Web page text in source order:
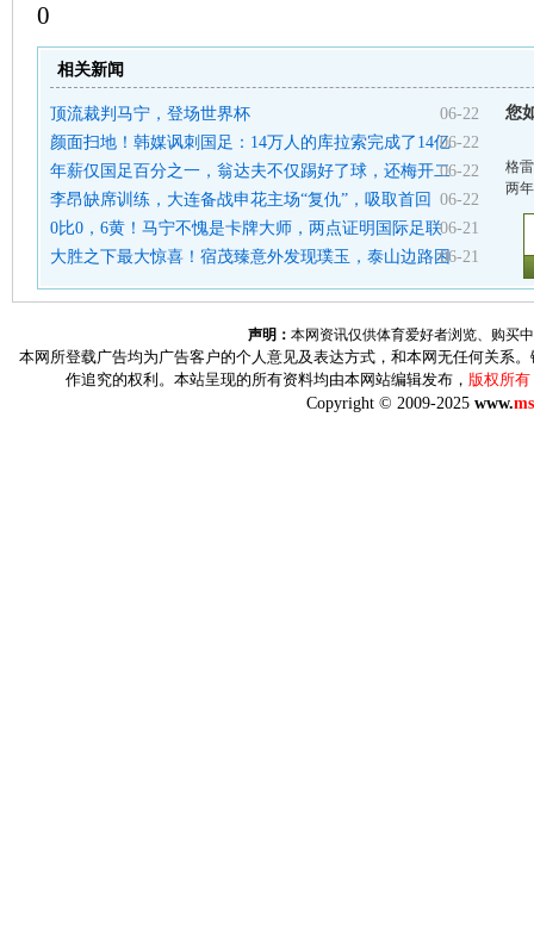
0
相关新闻
顶流裁判马宁，登场世界杯
06-22
颜面扫地！韩媒讽刺国足：14万人的库拉索完成了14亿06-22
年薪仅国足百分之一，翁达夫不仅踢好了球，还梅开二06-22
李昂缺席训练，大连备战申花主场“复仇”，吸取首回 06-22
0比0，6黄！马宁不愧是卡牌大师，两点证明国际足联06-21
大胜之下最大惊喜！宿茂臻意外发现璞玉，泰山边路困06-21
您
格
两年
声明： 本网资讯仅供体育爱好者浏览、购买
本网所登载广告均为广告客户的个人意见及表达方式，和本网无任何关系
作追究的权利。本站呈现的所有资料均由本网站编辑发布， 版权所有
Copyright © 2009-2025 www.